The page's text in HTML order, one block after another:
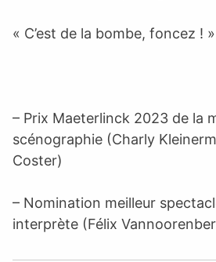
« C’est de la bombe, foncez !
– Prix Maeterlinck 2023 de la
scénographie (Charly
Coster)
– Nomination meilleur
interprète (Félix